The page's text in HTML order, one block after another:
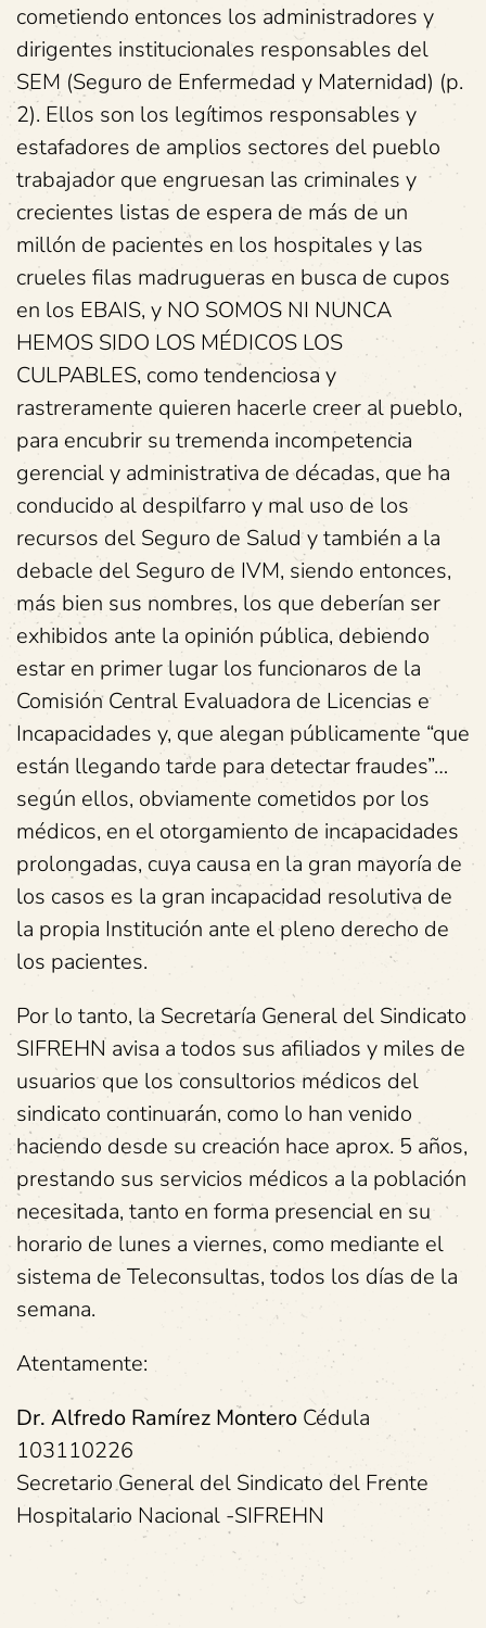
cometiendo entonces los administradores y
dirigentes institucionales responsables del
SEM (Seguro de Enfermedad y Maternidad) (p.
2). Ellos son los legítimos responsables y
estafadores de amplios sectores del pueblo
trabajador que engruesan las criminales y
crecientes listas de espera de más de un
millón de pacientes en los hospitales y las
crueles filas madrugueras en busca de cupos
en los EBAIS, y NO SOMOS NI NUNCA
HEMOS SIDO LOS MÉDICOS LOS
CULPABLES, como tendenciosa y
rastreramente quieren hacerle creer al pueblo,
para encubrir su tremenda incompetencia
gerencial y administrativa de décadas, que ha
conducido al despilfarro y mal uso de los
recursos del Seguro de Salud y también a la
debacle del Seguro de IVM, siendo entonces,
más bien sus nombres, los que deberían ser
exhibidos ante la opinión pública, debiendo
estar en primer lugar los funcionaros de la
Comisión Central Evaluadora de Licencias e
Incapacidades y, que alegan públicamente “que
están llegando tarde para detectar fraudes”…
según ellos, obviamente cometidos por los
médicos, en el otorgamiento de incapacidades
prolongadas, cuya causa en la gran mayoría de
los casos es la gran incapacidad resolutiva de
la propia Institución ante el pleno derecho de
los pacientes.
Por lo tanto, la Secretaría General del Sindicato
SIFREHN avisa a todos sus afiliados y miles de
usuarios que los consultorios médicos del
sindicato continuarán, como lo han venido
haciendo desde su creación hace aprox. 5 años,
prestando sus servicios médicos a la población
necesitada, tanto en forma presencial en su
horario de lunes a viernes, como mediante el
sistema de Teleconsultas, todos los días de la
semana.
Atentamente:
Dr. Alfredo Ramírez Montero Cédula
103110226
Secretario General del Sindicato del Frente
Hospitalario Nacional -SIFREHN